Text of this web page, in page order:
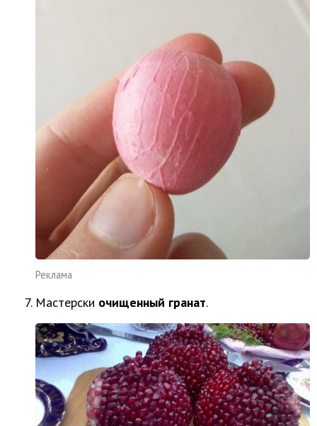
Реклама
Мастерски очищенный гранат.